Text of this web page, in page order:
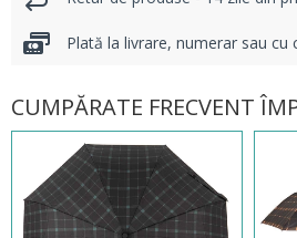
Plată la livrare, numerar sau cu
CUMPĂRATE FRECVENT